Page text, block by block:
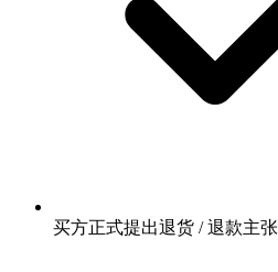
买方正式提出退货 / 退款主张